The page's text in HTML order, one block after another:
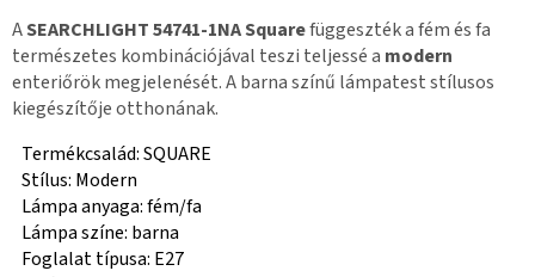
ASEARCHLIGHT 54741-1NA Squarefüggeszték a fém és fa
természetes kombinációjával teszi teljessé a modern
enteriőrök megjelenését. A barna színű lámpatest stílusos
kiegészítője otthonának.
Termékcsalád: SQUARE
Stílus: Modern
Lámpa anyaga: fém/fa
Lámpa színe: barna
Foglalat típusa: E27